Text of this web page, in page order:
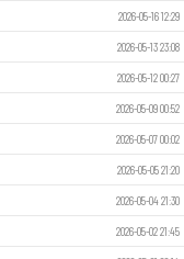
2026-05-16 12:29
2026-05-13 23:08
2026-05-12 00:27
2026-05-09 00:52
2026-05-07 00:02
2026-05-05 21:20
2026-05-04 21:30
2026-05-02 21:45